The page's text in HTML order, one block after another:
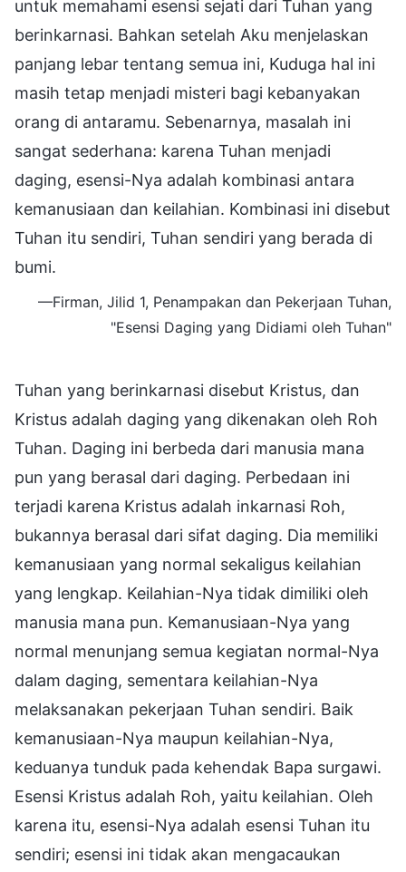
untuk memahami esensi sejati dari Tuhan yang
berinkarnasi. Bahkan setelah Aku menjelaskan
panjang lebar tentang semua ini, Kuduga hal ini
masih tetap menjadi misteri bagi kebanyakan
orang di antaramu. Sebenarnya, masalah ini
sangat sederhana: karena Tuhan menjadi
daging, esensi-Nya adalah kombinasi antara
kemanusiaan dan keilahian. Kombinasi ini disebut
Tuhan itu sendiri, Tuhan sendiri yang berada di
bumi.
—Firman, Jilid 1, Penampakan dan Pekerjaan Tuhan,
"Esensi Daging yang Didiami oleh Tuhan"
Tuhan yang berinkarnasi disebut Kristus, dan
Kristus adalah daging yang dikenakan oleh Roh
Tuhan. Daging ini berbeda dari manusia mana
pun yang berasal dari daging. Perbedaan ini
terjadi karena Kristus adalah inkarnasi Roh,
bukannya berasal dari sifat daging. Dia memiliki
kemanusiaan yang normal sekaligus keilahian
yang lengkap. Keilahian-Nya tidak dimiliki oleh
manusia mana pun. Kemanusiaan-Nya yang
normal menunjang semua kegiatan normal-Nya
dalam daging, sementara keilahian-Nya
melaksanakan pekerjaan Tuhan sendiri. Baik
kemanusiaan-Nya maupun keilahian-Nya,
keduanya tunduk pada kehendak Bapa surgawi.
Esensi Kristus adalah Roh, yaitu keilahian. Oleh
karena itu, esensi-Nya adalah esensi Tuhan itu
sendiri; esensi ini tidak akan mengacaukan